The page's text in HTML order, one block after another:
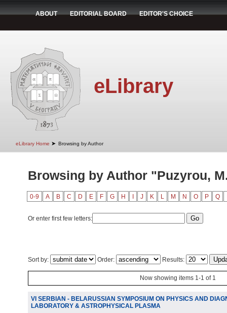
ABOUT EDITORIAL BOARD EDITOR'S CHOICE
eLibrary
eLibrary Home ➤ Browsing by Author
Browsing by Author "Puzyrou,
0-9 A B C D E F G H J K L M N O P Q
Or enter first few letters:
Sort by: Order: Results:
Now showing items 1-1 of 1
VI SERBIAN - BELARUSSIAN SYMPOSIUM ON PHYSICS AND
LABORATORY & ASTROPHYSICAL PLASMA